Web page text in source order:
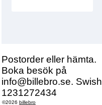
Postorder eller hämta.
Boka besök på
info@billebro.se. Swish
1231272434
©2026 billebro